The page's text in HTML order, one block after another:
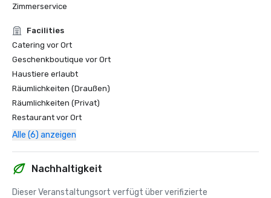
Zimmerservice
Facilities
Catering vor Ort
Geschenkboutique vor Ort
Haustiere erlaubt
Räumlichkeiten (Draußen)
Räumlichkeiten (Privat)
Restaurant vor Ort
Alle (6) anzeigen
Nachhaltigkeit
Dieser Veranstaltungsort verfügt über verifizierte